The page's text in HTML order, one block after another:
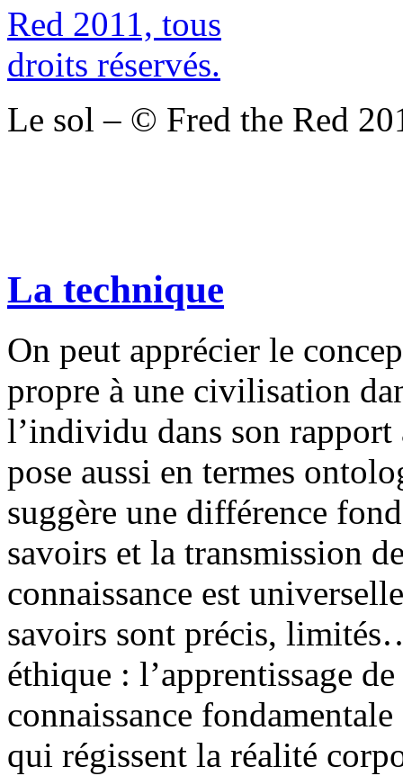
Le sol – © Fred the Red
La technique
On peut apprécier le
propre à une civilisation
l’individu dans son
pose aussi en termes
suggère une différence
savoirs et la transmission
connaissance est
savoirs sont précis,
éthique : l’apprentissage
connaissance
qui régissent la réalité